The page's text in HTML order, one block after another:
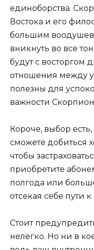
единоборства.
Востока и его
большим
вникнуть во все
будут с восторгом
отношения между
полезны для
важности
Короче, выбор
сможете добиться
чтобы
приобретите
полгода или
отсекая себе пути
Стоит
нелегко. Но ни в